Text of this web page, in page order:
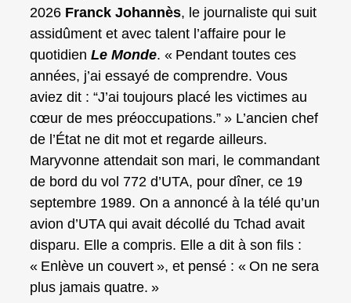
2026 Franck Johannès, le journaliste qui suit
assidûment et avec talent l’affaire pour le
quotidien Le Monde. « Pendant toutes ces
années, j’ai essayé de comprendre. Vous
aviez dit : “J’ai toujours placé les victimes au
cœur de mes préoccupations.” » L’ancien chef
de l’État ne dit mot et regarde ailleurs.
Maryvonne attendait son mari, le commandant
de bord du vol 772 d’UTA, pour dîner, ce 19
septembre 1989. On a annoncé à la télé qu’un
avion d’UTA qui avait décollé du Tchad avait
disparu. Elle a compris. Elle a dit à son fils :
« Enlève un couvert », et pensé : « On ne sera
plus jamais quatre. »